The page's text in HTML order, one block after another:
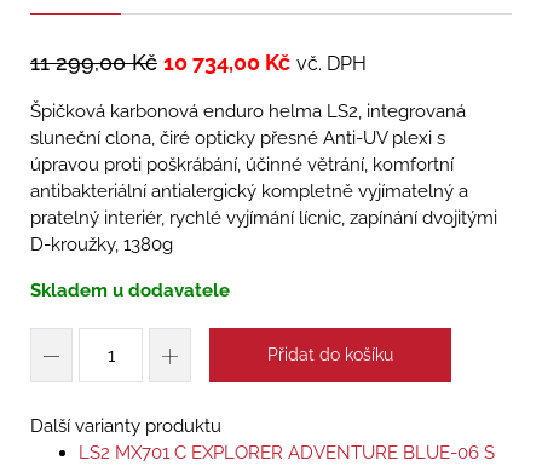
11 299,00Kč 10 734,00 Kč vč. DPH
Špičková karbonová enduro helma LS2, integrovaná
sluneční clona, čiré opticky přesné Anti-UV plexi s
úpravou proti poškrábání, účinné větrání, komfortní
antibakteriální antialergický kompletně vyjímatelný a
pratelný interiér, rychlé vyjímání lícnic, zapínání dvojitými
D-kroužky, 1380g
Skladem u dodavatele
Přidat do košíku
Další varianty produktu
LS2 MX701 C EXPLORER ADVENTURE BLUE-06 S